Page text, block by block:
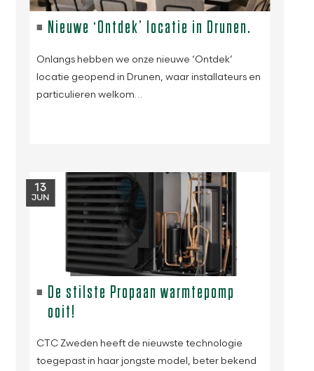
Nieuwe ‘Ontdek’ locatie in Drunen.
Onlangs hebben we onze nieuwe ‘Ontdek’
locatie geopend in Drunen, waar installateurs en
particulieren welkom…
13
JUN
De stilste Propaan warmtepomp
ooit!
CTC Zweden heeft de nieuwste technologie
toegepast in haar jongste model, beter bekend